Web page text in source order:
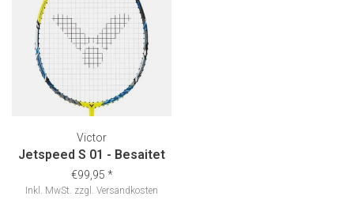
Victor
Jetspeed S 01 - Besaitet
€99,95 *
Inkl. MwSt. zzgl. Versandkosten